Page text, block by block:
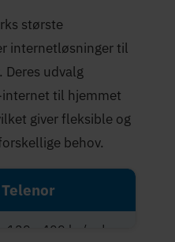
4,7 stjerner
største
internetløsninger til
Deres udvalg
til hjemmet
giver fleksible og
behov.
129 - 409 kr./md.